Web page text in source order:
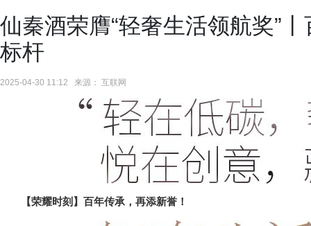
仙秦酒荣膺“轻奢生活领航奖”
标杆
2025-04-30 11:12 来源： 互联网
【荣耀时刻】百年传承，再添新誉！